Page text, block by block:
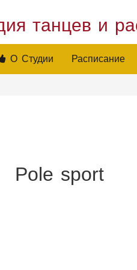
танцев и
О Студии Расписание
Pole sport